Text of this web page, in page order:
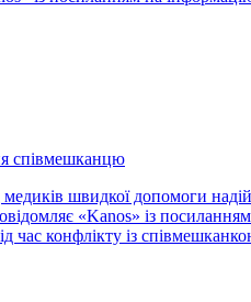
співмешканцю
медиків швидкої допомоги
«Kanos» із
час конфлікту із